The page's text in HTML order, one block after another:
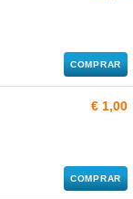
COMPRAR
€ 1,00
COMPRAR